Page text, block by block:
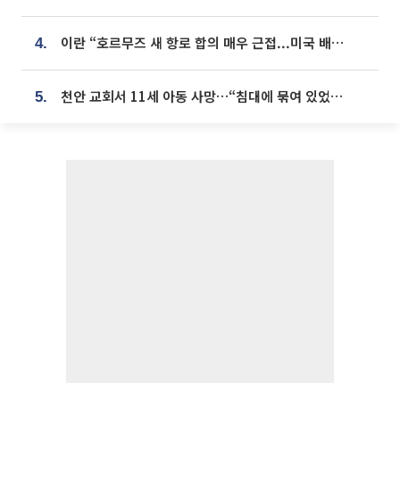
4. 이란 “호르무즈 새 항로 합의 매우 근접...미국 배상 먼저”
5. 천안 교회서 11세 아동 사망…“침대에 묶여 있었다” 진술 확보